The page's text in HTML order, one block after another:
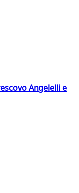
Angelelli e